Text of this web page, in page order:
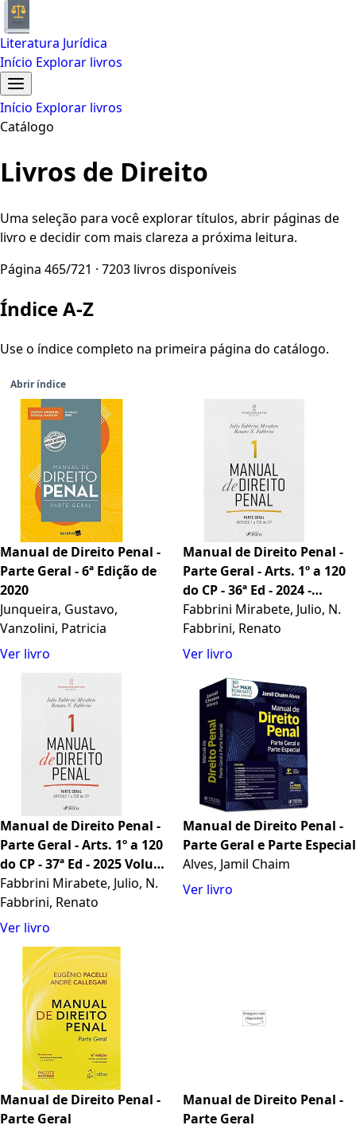
Literatura Jurídica
Início Explorar livros
Início Explorar livros
Catálogo
Livros de Direito
Uma seleção para você explorar títulos, abrir páginas de
livro e decidir com mais clareza a próxima leitura.
Página 465/721 · 7203 livros disponíveis
Índice A-Z
Use o índice completo na primeira página do catálogo.
Abrir índice
Manual de Direito Penal -
Parte Geral - 6ª Edição de
2020
Junqueira, Gustavo,
Vanzolini, Patricia
Ver livro
Manual de Direito Penal -
Parte Geral - Arts. 1º a 120
do CP - 36ª Ed - 2024 -
Volume 1
Fabbrini Mirabete, Julio, N.
Fabbrini, Renato
Ver livro
Manual de Direito Penal -
Parte Geral - Arts. 1º a 120
do CP - 37ª Ed - 2025 Volume
01
Fabbrini Mirabete, Julio, N.
Fabbrini, Renato
Ver livro
Manual de Direito Penal -
Parte Geral e Parte Especial
Alves, Jamil Chaim
Ver livro
Manual de Direito Penal -
Parte Geral
Manual de Direito Penal -
Parte Geral